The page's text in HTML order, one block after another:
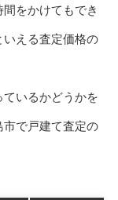
をかけてもでき
いえる査定価格の
いるかどうかを
で戸建て査定の